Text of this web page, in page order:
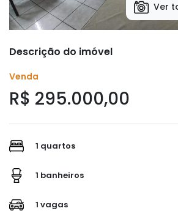
Ver
Descrição do imóvel
Venda
R$ 295.000,00
1 quartos
1 banheiros
1 vagas